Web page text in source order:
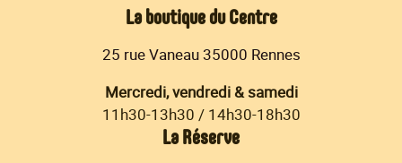
La boutique du Centre
25 rue Vaneau 35000 Rennes
Mercredi, vendredi & samedi
11h30-13h30 / 14h30-18h30
La Réserve